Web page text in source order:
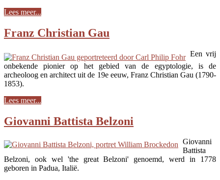
Lees meer...
Franz Christian Gau
Een vrij
onbekende pionier op het gebied van de egyptologie, is de
archeoloog en architect uit de 19e eeuw, Franz Christian Gau (1790-
1853).
Lees meer...
Giovanni Battista Belzoni
Giovanni
Battista
Belzoni, ook wel 'the great Belzoni' genoemd, werd in 1778
geboren in Padua, Italië.